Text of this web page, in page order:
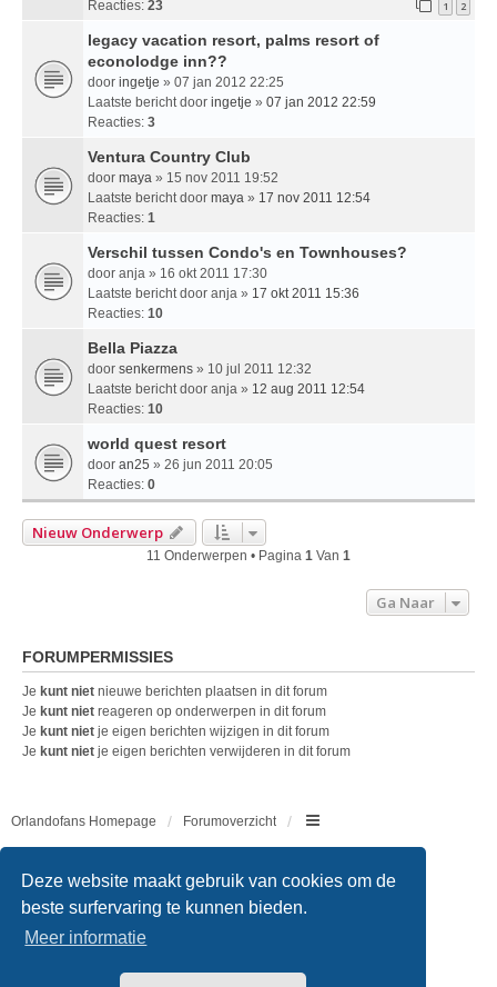
Deze website maakt gebruik van cookies om de
beste surfervaring te kunnen bieden.
Meer informatie
Reacties: 23 1 2
legacy vacation resort, palms resort of
econolodge inn??
door ingetje » 07 jan 2012 22:25
Laatste bericht door ingetje » 07 jan 2012 22:59
Reacties: 3
Ventura Country Club
door maya » 15 nov 2011 19:52
Laatste bericht door maya » 17 nov 2011 12:54
Reacties: 1
Verschil tussen Condo's en Townhouses?
door anja » 16 okt 2011 17:30
Laatste bericht door anja » 17 okt 2011 15:36
Reacties: 10
Bella Piazza
door senkermens » 10 jul 2011 12:32
Laatste bericht door anja » 12 aug 2011 12:54
Reacties: 10
world quest resort
door an25 » 26 jun 2011 20:05
Reacties: 0
Nieuw Onderwerp
11 Onderwerpen • Pagina 1 Van 1
Ga Naar
FORUMPERMISSIES
Je kunt niet nieuwe berichten plaatsen in dit forum
Je kunt niet reageren op onderwerpen in dit forum
Je kunt niet je eigen berichten wijzigen in dit forum
Je kunt niet je eigen berichten verwijderen in dit forum
Orlandofans Homepage Forumoverzicht
® Forum Software © phpBB Limited